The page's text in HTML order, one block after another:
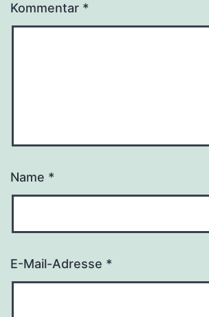
Kommentar *
Name *
E-Mail-Adresse *